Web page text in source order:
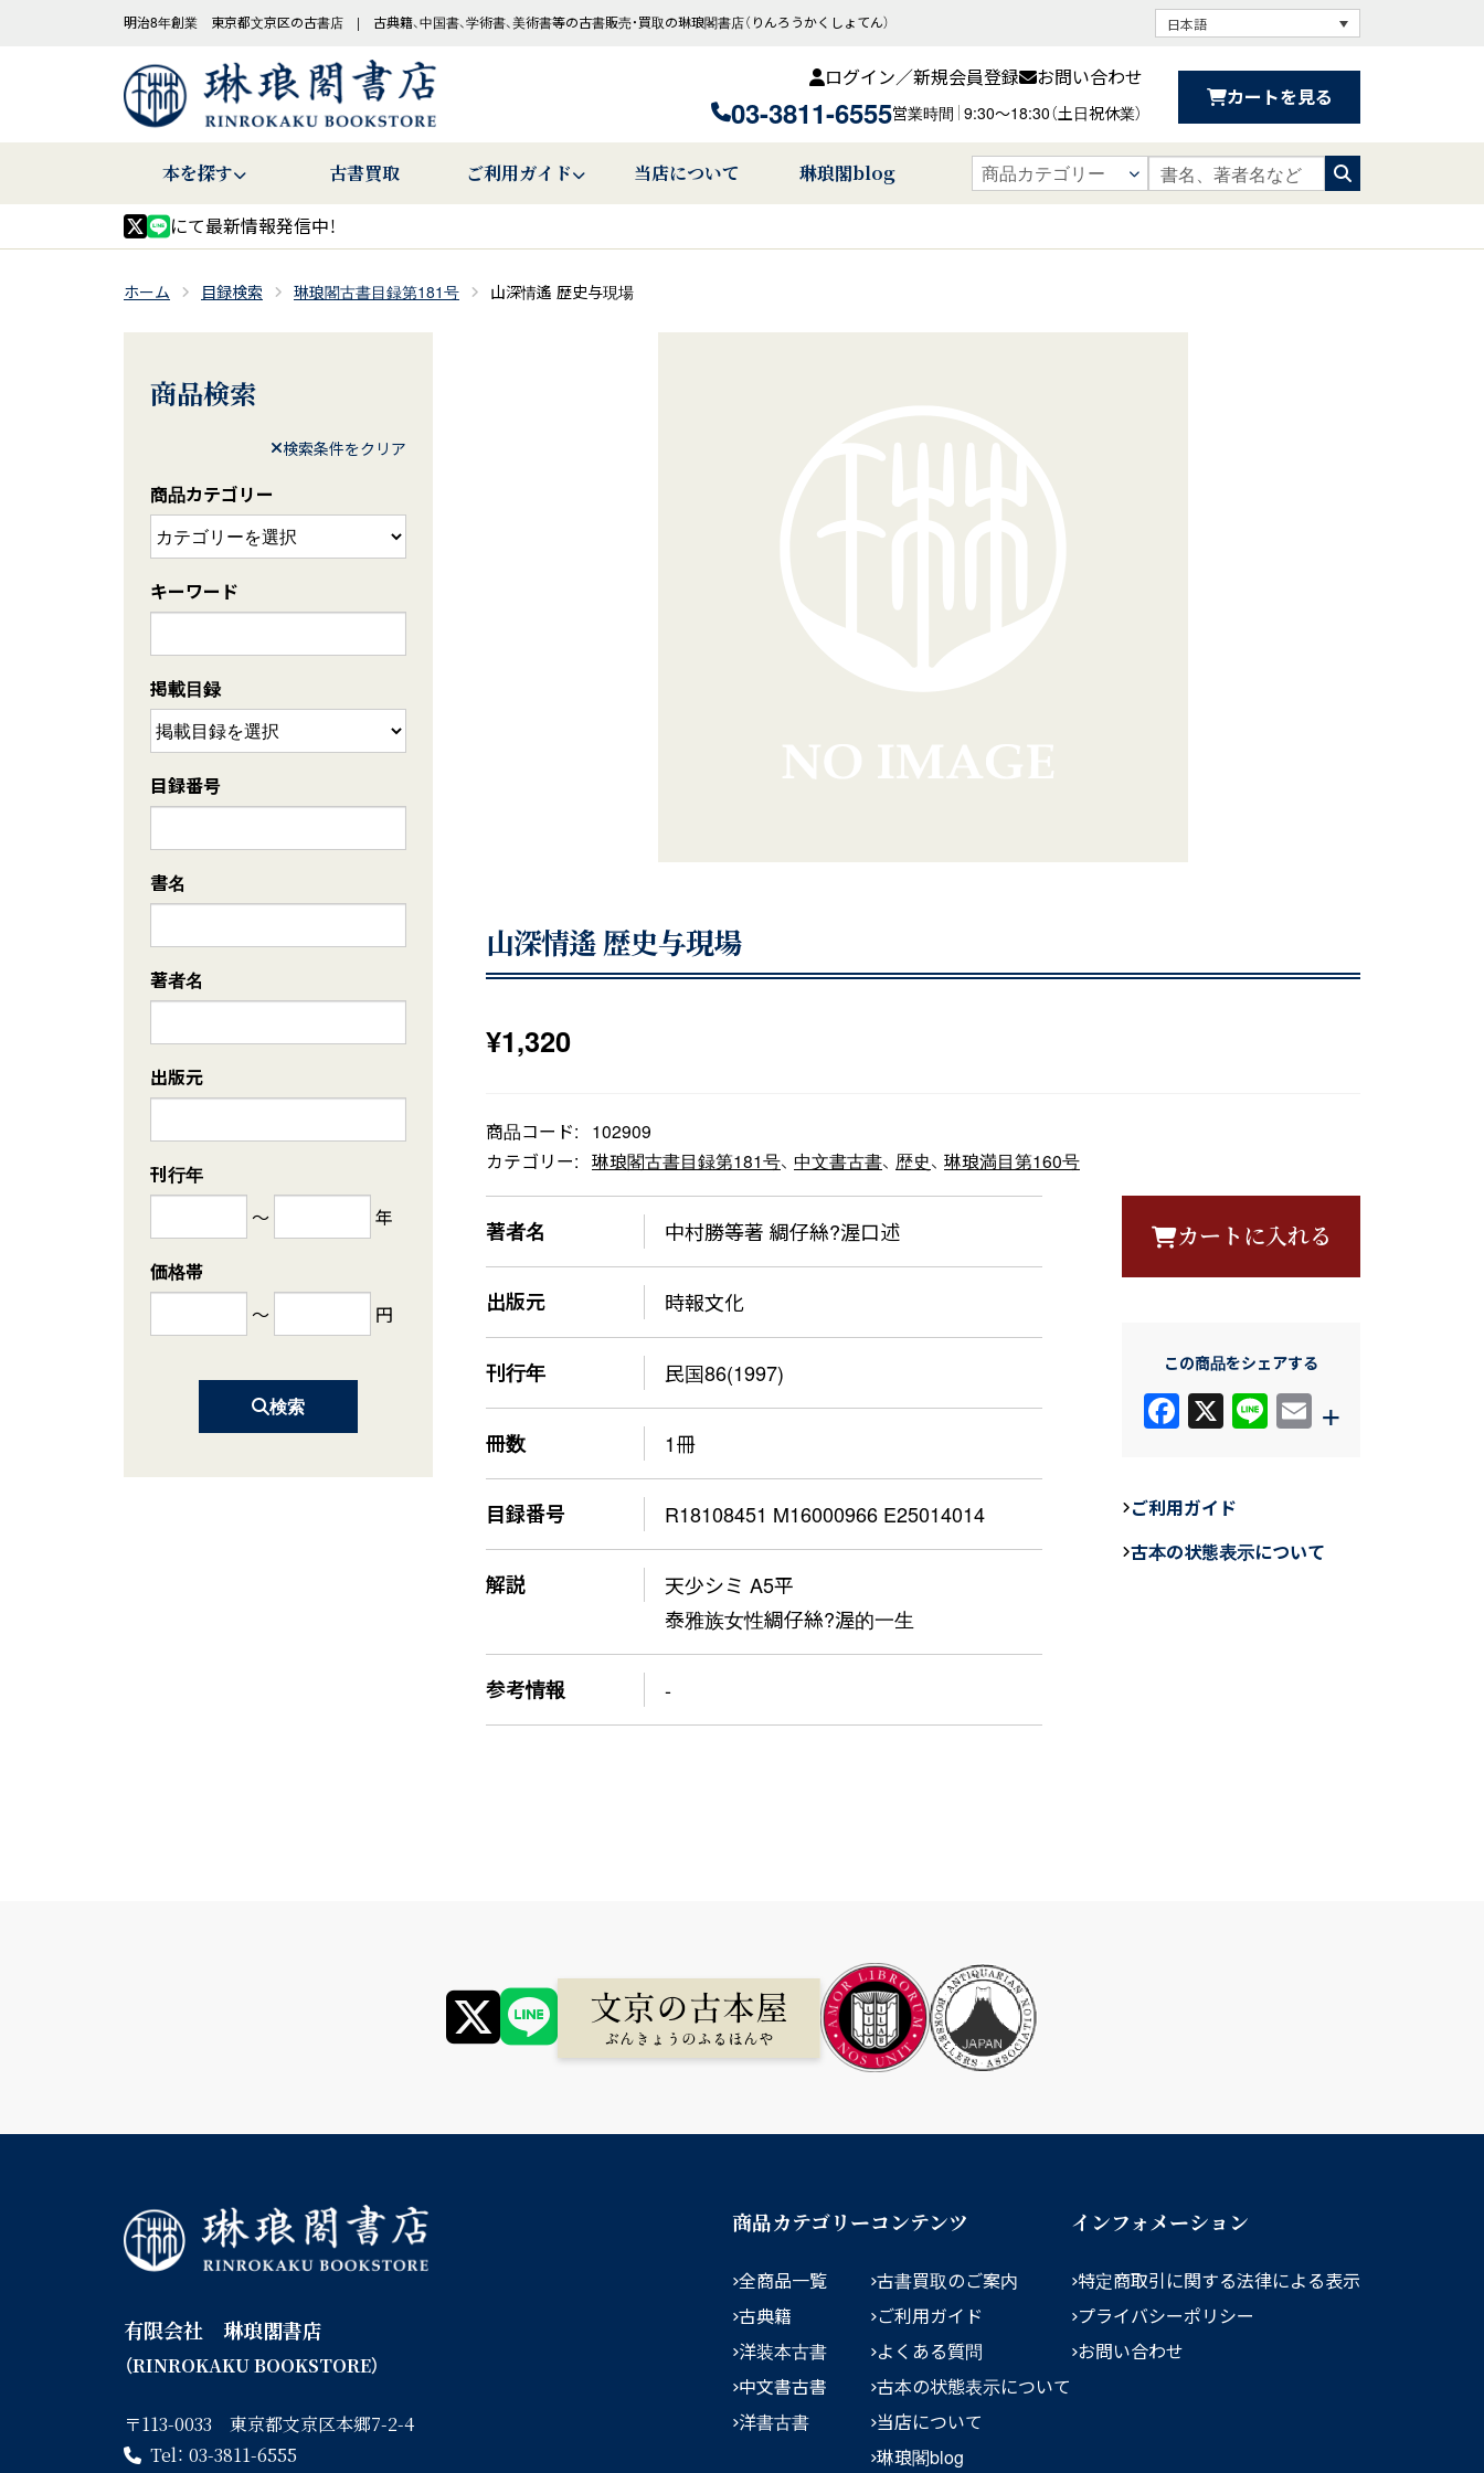
明治8年創業 東京都文京区の古書店 | 古典籍、中国書、学術書、美術書等の古書販売・買取の琳琅閣書店（りんろうかくしょてん） 日本語
ログイン／新規会員登録 お問い合わせ
03-3811-6555営業時間 9:30〜18:30（土日祝休業）
カートを見る
本を探す 古書買取 ご利用ガイド 当店について 琳琅閣blog
にて最新情報発信中！
ホーム 目録検索 琳琅閣古書目録第181号 山深情遙 歴史与現場
山深情遙 歴史与現場
¥1,320
商品コード:
102909
カテゴリー: 琳琅閣古書目録第181号、 中文書古書、 歴史、 琳琅満目第160号
著者名 中村勝等著 綢仔絲?渥口述
出版元 時報文化
刊行年 民国86(1997)
冊数 1冊
目録番号 R18108451 M16000966 E25014014
解説
天少シミ A5平
泰雅族女性綢仔絲?渥的一生
参考情報 -
カートに入れる
この商品をシェアする
F
a
e
b
X Li
n
E
+
ご利用ガイド
古本の状態表示について
商品検索
検索条件をクリア
商品カテゴリー
キーワード
掲載目録
目録番号
書名
著者名
出版元
刊行年
～
年
価格帯
～
円
検索
有限会社 琳琅閣書店
（RINROKAKU BOOKSTORE）
〒113-0033 東京都文京区本郷7-2-4
Tel： 03-3811-6555
商品カテゴリー
全商品一覧
古典籍
洋装本古書
中文書古書
洋書古書
コンテンツ
古書買取のご案内
ご利用ガイド
よくある質問
古本の状態表示について
当店について
琳琅閣blog
インフォメーション
特定商取引に関する法律による表示
プライバシーポリシー
お問い合わせ